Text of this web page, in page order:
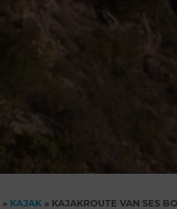
» KAJAK » KAJAKROUTE VAN SES